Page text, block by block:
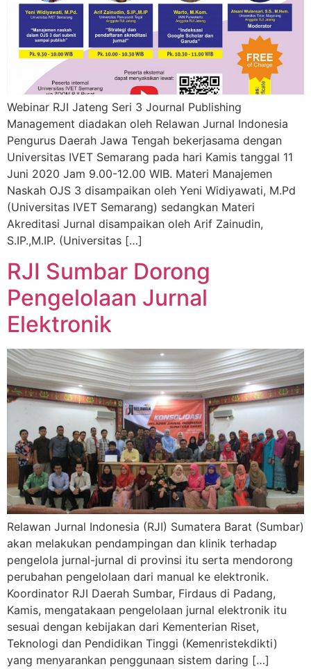
Webinar RJI Jateng Seri 3 Journal Publishing
Management diadakan oleh Relawan Jurnal Indonesia
Pengurus Daerah Jawa Tengah bekerjasama dengan
Universitas IVET Semarang pada hari Kamis tanggal 11
Juni 2020 Jam 9.00-12.00 WIB. Materi Manajemen
Naskah OJS 3 disampaikan oleh Yeni Widiyawati, M.Pd
(Universitas IVET Semarang) sedangkan Materi
Akreditasi Jurnal disampaikan oleh Arif Zainudin,
S.IP.,M.IP. (Universitas […]
RJI Sumbar Dorong
Pengelolaan Jurnal
Elektronik
Relawan Jurnal Indonesia (RJI) Sumatera Barat (Sumbar)
akan melakukan pendampingan dan klinik terhadap
pengelola jurnal-jurnal di provinsi itu serta mendorong
perubahan pengelolaan dari manual ke elektronik.
Koordinator RJI Daerah Sumbar, Firdaus di Padang,
Kamis, mengatakaan pengelolaan jurnal elektronik itu
sesuai dengan kebijakan dari Kementerian Riset,
Teknologi dan Pendidikan Tinggi (Kemenristekdikti)
yang menyarankan penggunaan sistem daring […]